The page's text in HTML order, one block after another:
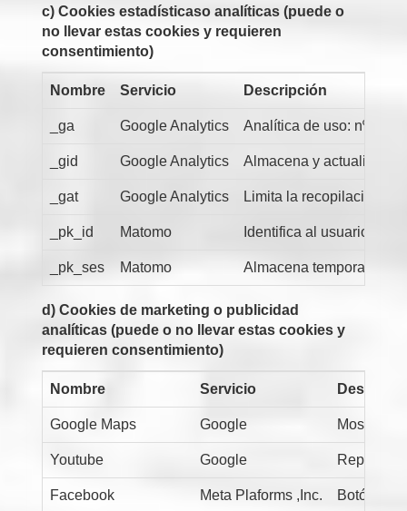
c) Cookies estadísticaso analíticas (puede o
no llevar estas cookies y requieren
consentimiento)
Nombre Servicio Descripción
_ga Google Analytics Analítica de uso: nº
_gid Google Analytics Almacena y actualiza
_gat Google Analytics Limita la recopilación de
_pk_id Matomo Identifica al usuario
_pk_ses Matomo Almacena
d) Cookies de marketing o publicidad
analíticas (puede o no llevar estas cookies y
requieren consentimiento)
Nombre Servicio
Google Maps Google Mostrar
Youtube Google
Facebook Meta Plaforms ,Inc. Botón 'Me